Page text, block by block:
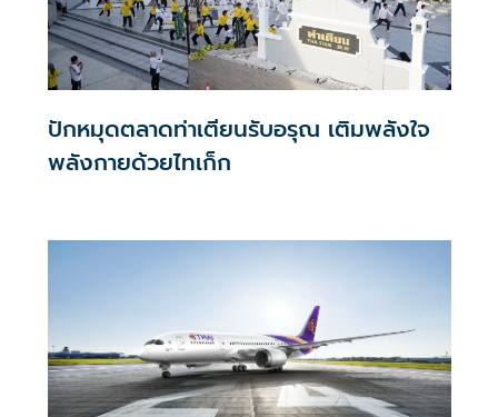
ปักหมุดตลาดท่าเตียนรับอรุณ เติมพลังใจ
พลังกายด้วยไทเก็ก